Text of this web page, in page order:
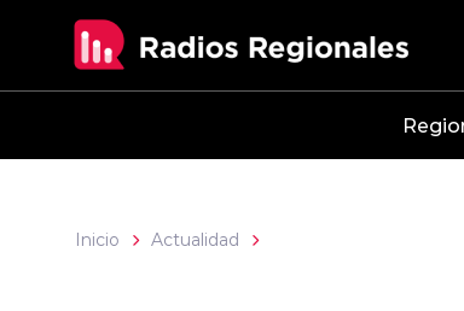
Inicio Actualidad